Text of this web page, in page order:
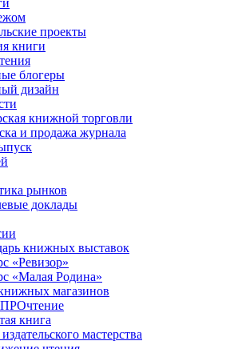
проекты
книги
блогеры
дизайн
книжной торговли
и продажа журнала
рынков
доклады
книжных выставок
«Ревизор»
«Малая Родина»
магазинов
книга
мастерства